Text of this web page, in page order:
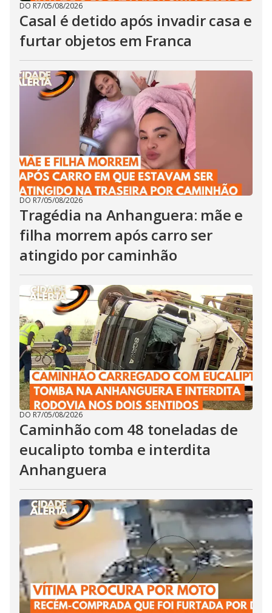
DO R7/05/08/2026
Casal é detido após invadir casa e
furtar objetos em Franca
DO R7/05/08/2026
Tragédia na Anhanguera: mãe e
filha morrem após carro ser
atingido por caminhão
DO R7/05/08/2026
Caminhão com 48 toneladas de
eucalipto tomba e interdita
Anhanguera